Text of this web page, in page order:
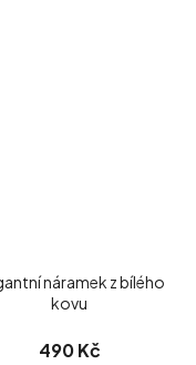
náramek z bílého
kovu
490 Kč